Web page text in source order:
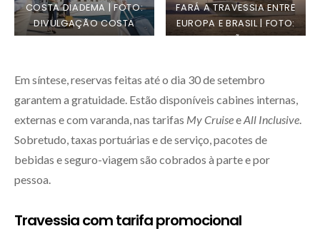
COSTA DIADEMA | FOTO:
DIVULGAÇÃO COSTA
FARÁ A TRAVESSIA ENTRE
EUROPA E BRASIL | FOTO:
DIVULGAÇÃO COSTA
Em síntese, reservas feitas até o dia 30 de setembro
garantem a gratuidade. Estão disponíveis cabines internas,
externas e com varanda, nas tarifas My CruiseeAll Inclusive
Sobretudo, taxas portuárias e de serviço, pacotes de
bebidas e seguro-viagem são cobrados à parte e por
pessoa.
Travessia com tarifa promocional